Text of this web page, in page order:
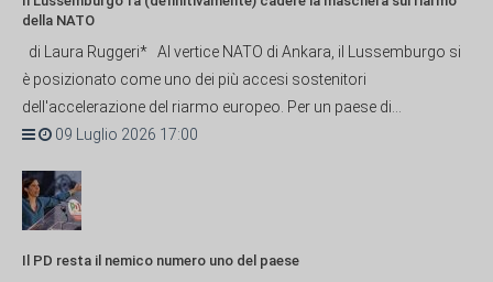
della NATO
di Laura Ruggeri* Al vertice NATO di Ankara, il Lussemburgo si
è posizionato come uno dei più accesi sostenitori
dell'accelerazione del riarmo europeo. Per un paese di...
09 Luglio 2026 17:00
Il PD resta il nemico numero uno del paese